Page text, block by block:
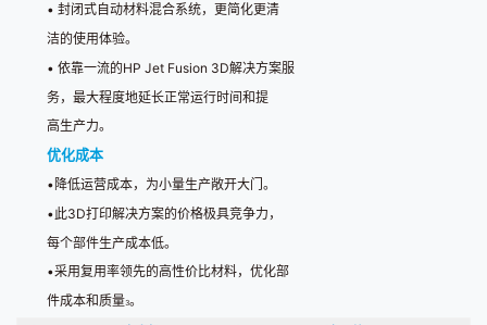
• 封闭式自动材料混合系统，更简化更清
洁的使用体验。
• 依靠一流的HP Jet Fusion 3D解决方案服
务，最大程度地延长正常运行时间和提
高生产力。
优化成本
• 降低运营成本，为小量生产敞开大门。
•此3D打印解决方案的价格极具竞争力，
每个部件生产成本低。
•采用复用率领先的高性价比材料，优化部
件成本和质量3。